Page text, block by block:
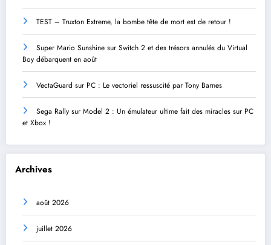
TEST – Truxton Extreme, la bombe tête de mort est de retour !
Super Mario Sunshine sur Switch 2 et des trésors annulés du Virtual
Boy débarquent en août
VectaGuard sur PC : Le vectoriel ressuscité par Tony Barnes
Sega Rally sur Model 2 : Un émulateur ultime fait des miracles sur PC
et Xbox !
Archives
août 2026
juillet 2026